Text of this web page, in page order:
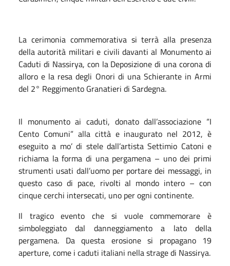
La cerimonia commemorativa si terrà alla presenza
della autorità militari e civili davanti al Monumento ai
Caduti di Nassirya, con la Deposizione di una corona di
alloro e la resa degli Onori di una Schierante in Armi
del 2° Reggimento Granatieri di Sardegna.
Il monumento ai caduti, donato dall’associazione “I
Cento Comuni” alla città e inaugurato nel 2012, è
eseguito a mo’ di stele dall’artista Settimio Catoni e
richiama la forma di una pergamena – uno dei primi
strumenti usati dall’uomo per portare dei messaggi, in
questo caso di pace, rivolti al mondo intero – con
cinque cerchi intersecati, uno per ogni continente.
Il tragico evento che si vuole commemorare è
simboleggiato dal danneggiamento a lato della
pergamena. Da questa erosione si propagano 19
aperture, come i caduti italiani nella strage di Nassirya.